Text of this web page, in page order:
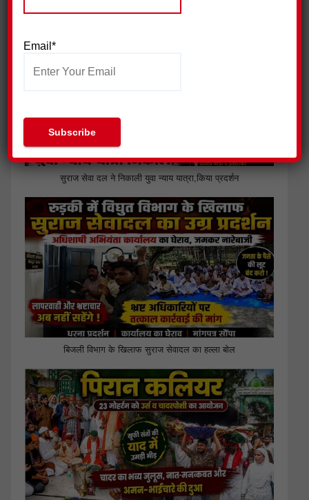
सुराज सेवा दल ने निकाली युवा न्याय यात्रा,किया प्रदर्शन
बिजली विभाग के खिलाफ सुराज सेवादल का हल्ला बोल
Email*